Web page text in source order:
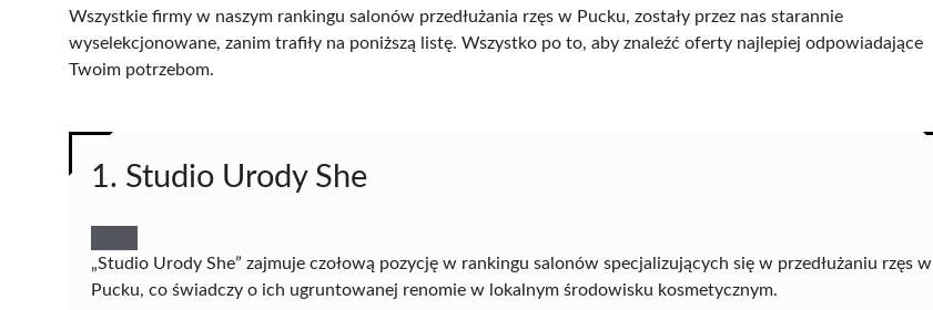
Wszystkie firmy w naszym rankingu salonów przedłużania rzęs w Pucku, zostały przez nas starannie
wyselekcjonowane, zanim trafiły na poniższą listę. Wszystko po to, aby znaleźć oferty najlepiej odpowiadające
Twoim potrzebom.
1. Studio Urody She
„Studio Urody She” zajmuje czołową pozycję w rankingu salonów specjalizujących się w przedłużaniu rzęs w
Pucku, co świadczy o ich ugruntowanej renomie w lokalnym środowisku kosmetycznym.